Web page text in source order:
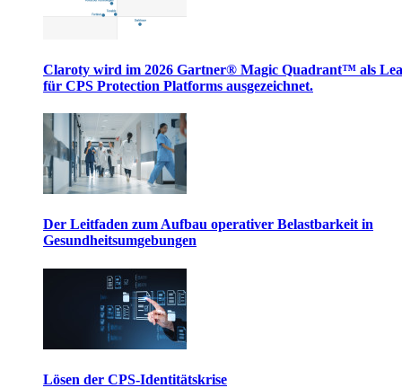
Claroty wird im 2026 Gartner® Magic Quadrant™ als
für CPS Protection Platforms ausgezeichnet.
Der Leitfaden zum Aufbau operativer Belastbarkeit in
Gesundheitsumgebungen
Lösen der CPS-Identitätskrise